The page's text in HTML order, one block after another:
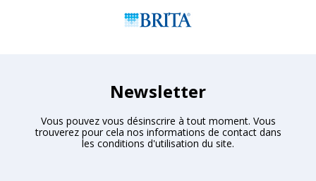
Newsletter
Vous pouvez vous désinscrire à tout moment. Vous
trouverez pour cela nos informations de contact dans
les conditions d'utilisation du site.